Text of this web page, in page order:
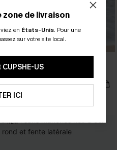
Robe courte fleurie pour toutes les
occasions
29,00 €
Poche
NEW
de livraison
en États-Unis. Pour une
sur votre site local.
CUPSHE-US
ICI